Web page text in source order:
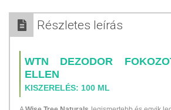
Részletes leírás
WTN DEZODOR
ELLEN
KISZERELÉS: 100 ML